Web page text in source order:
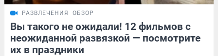
РАЗВЛЕЧЕНИЯ ОБЗОР
Вы такого не ожидали! 12 фильмов с
неожиданной развязкой — посмотрите
их в праздники